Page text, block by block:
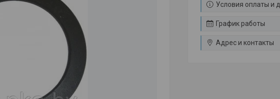
Условия оплаты и
График работы
Адрес и контакты